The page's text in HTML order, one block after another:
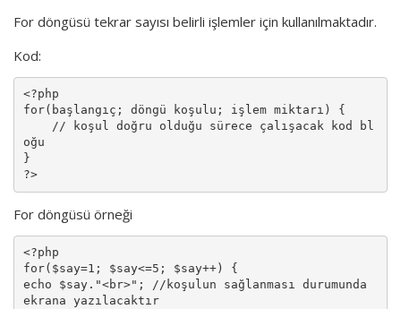
Kayıt
For döngüsü tekrar sayısı belirli işlemler için kullanılmaktadır.
Kod:
<?php
for(başlangıç; döngü koşulu; işlem miktarı) {
oğu
}
?>
For döngüsü örneği
<?php
for($say=1; $say<=5; $say++) {
echo $say."<br>"; //koşulun sağlanması durumunda
ekrana yazılacaktır